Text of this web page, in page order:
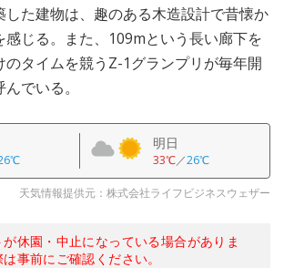
した建物は、趣のある木造設計で昔懐か
感じる。また、109mという長い廊下を
のタイムを競うZ-1グランプリが毎年開
でいる。
明日
33℃／26℃
天気情報提供元：株式会社ライフビジネスウェザー
休園・中止になっている場合がありま
事前にご確認ください。